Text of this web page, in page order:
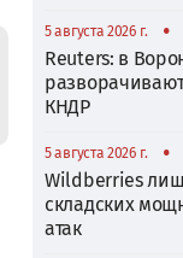
5 августа 2026 г. •
Reuters: в
КНДР
5 августа 2026 г. •
Wildberries
складских
атак